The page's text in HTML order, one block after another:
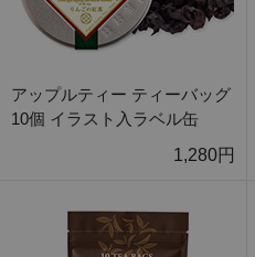
アップルティー ティーバッグ
10個 イラスト入ラベル缶
1,280円